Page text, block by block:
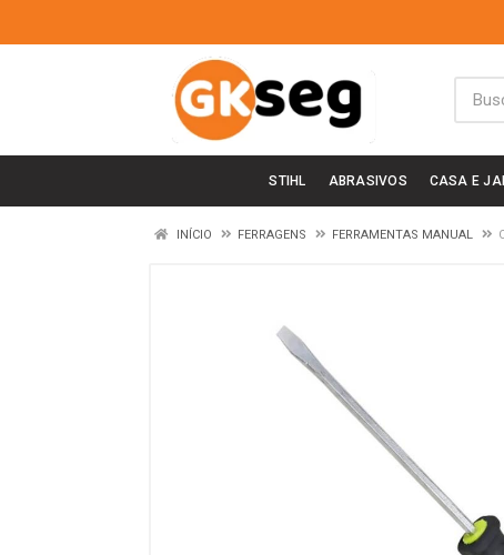
STIHL ABRASIVOS CASA E
INÍCIO FERRAGENS FERRAMENTAS MANUAL